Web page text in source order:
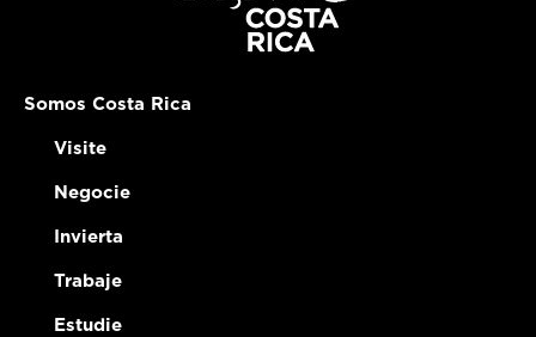
Somos Costa Rica
Visite
Negocie
Invierta
Trabaje
Estudie